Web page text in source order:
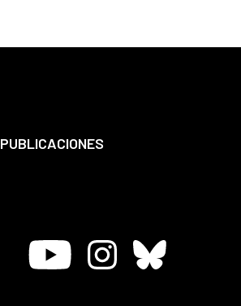
PUBLICACIONES
Youtube InstagramBluesky